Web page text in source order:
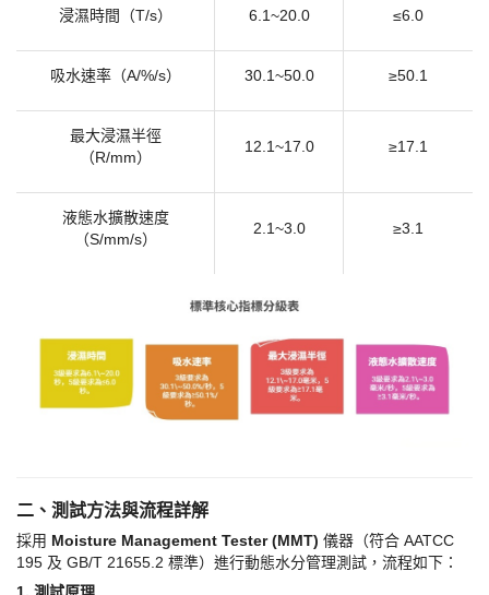
浸濕時間（T/s） 6.1~20.0 ≤6.0
吸水速率（A/%/s） 30.1~50.0 ≥50.1
最大浸濕半徑
（R/mm）
12.1~17.0 ≥17.1
液態水擴散速度
（S/mm/s）
2.1~3.0 ≥3.1
二、測試方法與流程詳解
採用 ​Moisture Management Tester (MMT)​ ​ 儀器（符合 AATCC
195 及 GB/T 21655.2 標準）進行動態水分管理測試，流程如下：